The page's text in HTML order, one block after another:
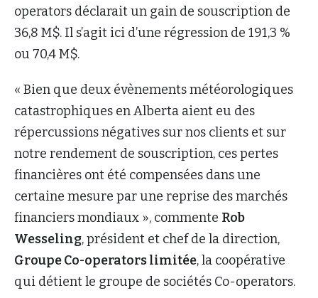
operators déclarait un gain de souscription de
36,8 M$. Il s’agit ici d’une régression de 191,3 %
ou 70,4 M$.
« Bien que deux évènements météorologiques
catastrophiques en Alberta aient eu des
répercussions négatives sur nos clients et sur
notre rendement de souscription, ces pertes
financières ont été compensées dans une
certaine mesure par une reprise des marchés
financiers mondiaux », commente Rob
Wesseling, président et chef de la direction,
Groupe Co-operators limitée, la coopérative
qui détient le groupe de sociétés Co-operators.